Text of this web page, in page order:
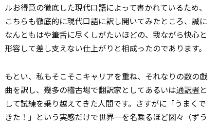
ルお得意の徹底した現代口語によって書かれているため、
こちらも徹底的に現代口語に訳し開いてみたところ、誠に
なんともはや筆舌に尽くしがたいほどの、我ながら快心と
形容して差し支えない仕上がりと相成ったのであります。
もとい、私もそこそこキャリアを重ね、それなりの数の戯
曲を訳し、幾多の稽古場で翻訳家としてあるいは通訳者と
して試練を乗り越えてきた人間です。さすがに「うまくで
きた！」という実感だけで世界一を名乗るほど図々（ずう